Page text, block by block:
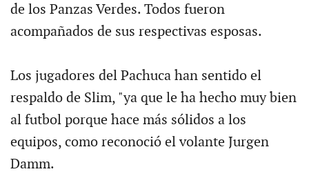
de los Panzas Verdes. Todos fueron
acompañados de sus respectivas esposas.
Los jugadores del Pachuca han sentido el
respaldo de Slim, "ya que le ha hecho muy bien
al futbol porque hace más sólidos a los
equipos, como reconoció el volante Jurgen
Damm.